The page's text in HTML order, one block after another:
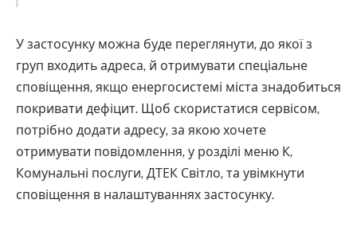
У застосунку можна буде переглянути, до якої з
груп входить адреса, й отримувати спеціальне
сповіщення, якщо енергосистемі міста знадобиться
покривати дефіцит. Щоб скористатися сервісом,
потрібно додати адресу, за якою хочете
отримувати повідомлення, у розділі меню К,
Комунальні послуги, ДТЕК Світло, та увімкнути
сповіщення в налаштуваннях застосунку.